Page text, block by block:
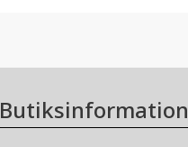
Butiksinformation